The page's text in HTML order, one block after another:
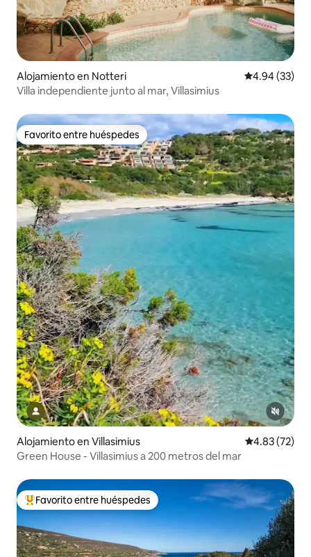
Alojamiento en Notteri Calificación
4.94 (33)
Villa independiente junto al mar, Villasimius
Favorito entre huéspedes
Favorito entre huéspedes
Alojamiento en Villasimius Calificación
4.83 (72)
Green House - Villasimius a 200 metros del mar
Favorito entre huéspedes preferido
Favorito entre huéspedes